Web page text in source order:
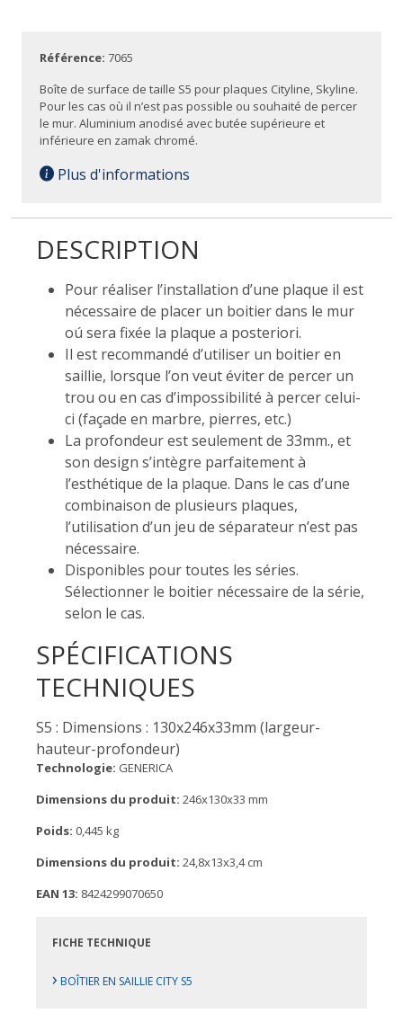
Référence: 7065
Boîte de surface de taille S5 pour plaques Cityline, Skyline.
Pour les cas où il n’est pas possible ou souhaité de percer
le mur. Aluminium anodisé avec butée supérieure et
inférieure en zamak chromé.
Plus d'informations
DESCRIPTION
Pour réaliser l’installation d’une plaque il est
nécessaire de placer un boitier dans le mur
oú sera fixée la plaque a posteriori.
Il est recommandé d’utiliser un boitier en
saillie, lorsque l’on veut éviter de percer un
trou ou en cas d’impossibilité à percer celui-
ci (façade en marbre, pierres, etc.)
La profondeur est seulement de 33mm., et
son design s’intègre parfaitement à
l’esthétique de la plaque. Dans le cas d’une
combinaison de plusieurs plaques,
l’utilisation d’un jeu de séparateur n’est pas
nécessaire.
Disponibles pour toutes les séries.
Sélectionner le boitier nécessaire de la série,
selon le cas.
SPÉCIFICATIONS
TECHNIQUES
S5 : Dimensions : 130x246x33mm (largeur-
hauteur-profondeur)
Technologie: GENERICA
Dimensions du produit: 246x130x33 mm
Poids: 0,445 kg
Dimensions du produit: 24,8x13x3,4 cm
EAN 13: 8424299070650
FICHE TECHNIQUE
› BOÎTIER EN SAILLIE CITY S5